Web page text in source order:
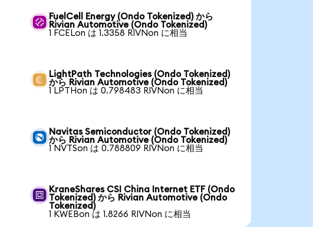
FuelCell Energy (Ondo Tokenized) から
Rivian Automotive (Ondo Tokenized)
1 FCELon は 1.3358 RIVNon に相当
LightPath Technologies (Ondo Tokenized)
から Rivian Automotive (Ondo Tokenized)
1 LPTHon は 0.798483 RIVNon に相当
Navitas Semiconductor (Ondo Tokenized)
から Rivian Automotive (Ondo Tokenized)
1 NVTSon は 0.788809 RIVNon に相当
KraneShares CSI China Internet ETF (Ondo
Tokenized) から Rivian Automotive (Ondo
Tokenized)
1 KWEBon は 1.8266 RIVNon に相当